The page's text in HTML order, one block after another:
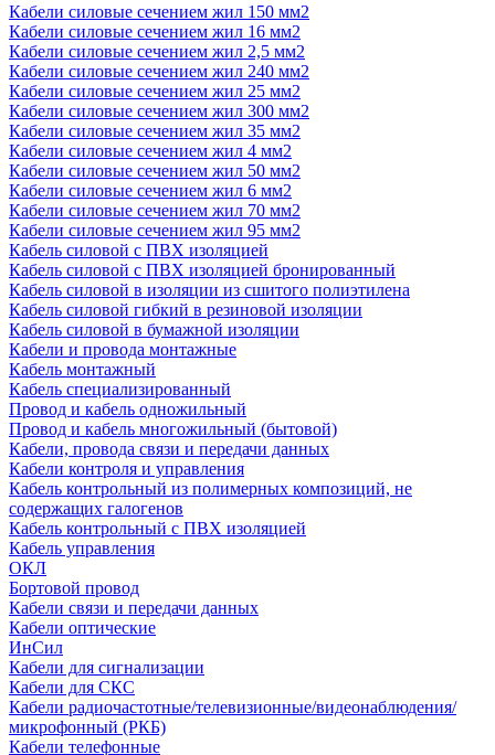
Кабели силовые сечением жил 150 мм2
Кабели силовые сечением жил 16 мм2
Кабели силовые сечением жил 2,5 мм2
Кабели силовые сечением жил 240 мм2
Кабели силовые сечением жил 25 мм2
Кабели силовые сечением жил 300 мм2
Кабели силовые сечением жил 35 мм2
Кабели силовые сечением жил 4 мм2
Кабели силовые сечением жил 50 мм2
Кабели силовые сечением жил 6 мм2
Кабели силовые сечением жил 70 мм2
Кабели силовые сечением жил 95 мм2
Кабель силовой с ПВХ изоляцией
Кабель силовой с ПВХ изоляцией бронированный
Кабель силовой в изоляции из сшитого полиэтилена
Кабель силовой гибкий в резиновой изоляции
Кабель силовой в бумажной изоляции
Кабели и провода монтажные
Кабель монтажный
Кабель специализированный
Провод и кабель одножильный
Провод и кабель многожильный (бытовой)
Кабели, провода связи и передачи данных
Кабели контроля и управления
Кабель контрольный из полимерных композиций, не
содержащих галогенов
Кабель контрольный с ПВХ изоляцией
Кабель управления
ОКЛ
Бортовой провод
Кабели связи и передачи данных
Кабели оптические
ИнСил
Кабели для сигнализации
Кабели для СКС
Кабели радиочастотные/телевизионные/видеонаблюдения/
микрофонный (РКБ)
Кабели телефонные